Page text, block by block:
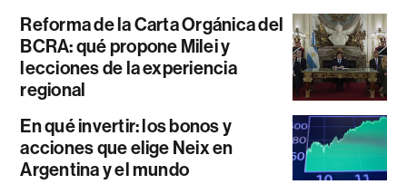
Reforma de la Carta Orgánica del
BCRA: qué propone Milei y
lecciones de la experiencia
regional
En qué invertir: los bonos y
acciones que elige Neix en
Argentina y el mundo